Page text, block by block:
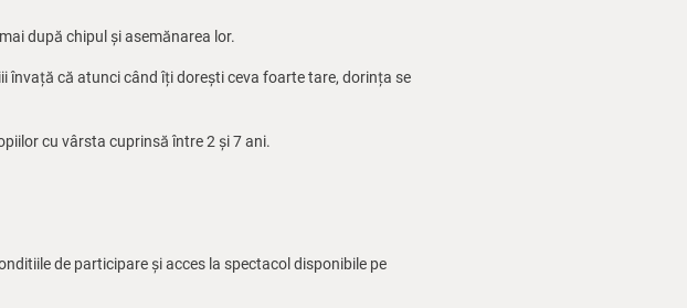
după chipul și asemănarea lor.
învață că atunci când îți dorești ceva foarte tare, dorința se
cu vârsta cuprinsă între 2 și 7 ani.
de participare și acces la spectacol disponibile pe